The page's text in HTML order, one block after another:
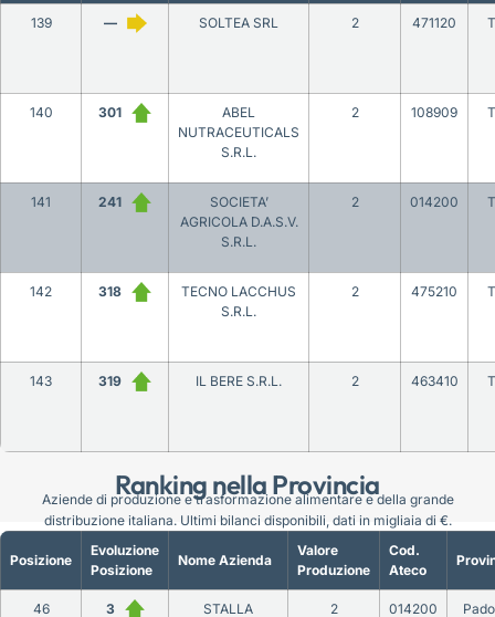
Ranking nella Provincia
139 — SOLTEA SRL 2 471120
140 301
ABEL
NUTRACEUTICALS
S.R.L.
2 108909
141 241
SOCIETA’
AGRICOLA D.A.S.V.
S.R.L.
2 014200
142 318
TECNO LACCHUS
S.R.L.
2 475210
143 319 IL BERE S.R.L. 2 463410
Posizione
Evoluzione
Posizione
Nome Azienda
Valore
Produzione
Cod.
Ateco
46 3
STALLA
2 014200
Aziende di produzione e trasformazione alimentare e della grande
distribuzione italiana. Ultimi bilanci disponibili, dati in migliaia di €.